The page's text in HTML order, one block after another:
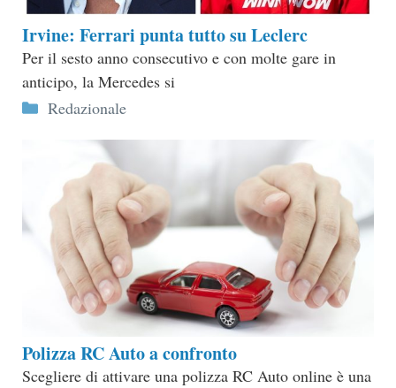
Irvine: Ferrari punta tutto su Leclerc
Per il sesto anno consecutivo e con molte gare in
anticipo, la Mercedes si
Categorie
Redazionale
Polizza RC Auto a confronto
Scegliere di attivare una polizza RC Auto online è una